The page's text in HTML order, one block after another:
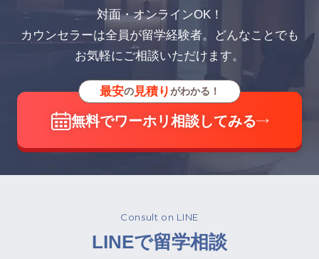
対面・オンラインOK！
カウンセラーは全員が留学経験者。どんなことでも
お気軽にご相談いただけます。
最安の見積りがわかる！
無料でワーホリ相談してみる
Consult on LINE
LINEで留学相談